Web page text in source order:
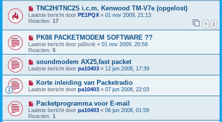
TNC2H/TNC2S i.c.m. Kenwood TM-V7e (opgelost)
Laatste bericht door PE1PQX « 01 nov 2009, 21:13
Reacties: 17 1 2
PK88 PACKETMODEM SOFTWARE ??
Laatste bericht door pd0snk « 01 nov 2009, 20:58
Reacties: 5
soundmodem AX25,fast packet
Laatste bericht door pa10403 « 12 jun 2008, 17:39
Korte inleiding van Packetradio
Laatste bericht door pa10403 « 07 jun 2008, 22:03
Packetprogramma voor E-mail
Laatste bericht door pa10403 « 06 jun 2008, 01:59
Reacties: 1